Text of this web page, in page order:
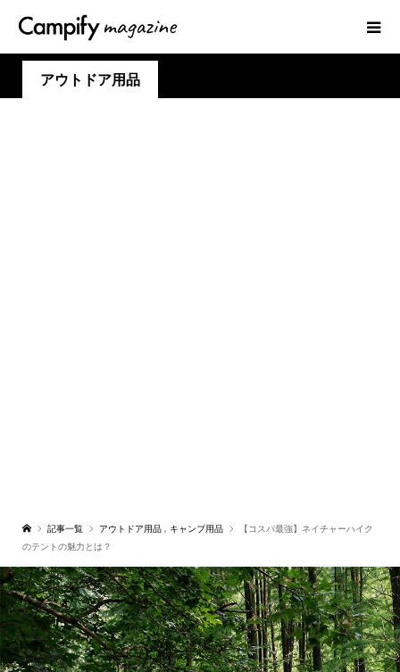
アウトドア用品
記事一覧 アウトドア用品 , キャンプ用品
【コスパ最強】ネイチャーハイク
のテントの魅力とは？